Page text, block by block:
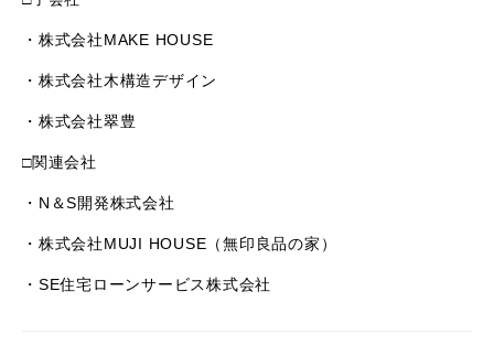
・株式会社MAKE HOUSE
・株式会社木構造デザイン
・株式会社翠豊
□関連会社
・N＆S開発株式会社
・株式会社MUJI HOUSE（無印良品の家）
・SE住宅ローンサービス株式会社